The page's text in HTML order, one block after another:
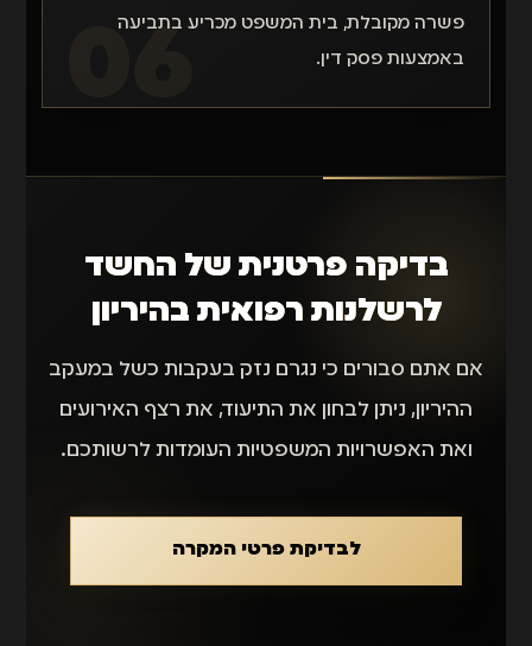
פשרה מקובלת, בית המשפט מכריע בתביעה
באמצעות פסק דין.
בדיקה פרטנית של החשד
לרשלנות רפואית בהיריון
אם אתם סבורים כי נגרם נזק בעקבות כשל במעקב
ההיריון, ניתן לבחון את התיעוד, את רצף האירועים
ואת האפשרויות המשפטיות העומדות לרשותכם.
לבדיקת פרטי המקרה